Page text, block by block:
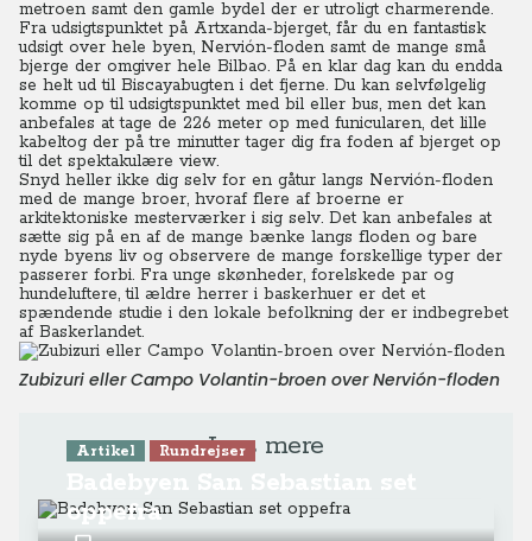
metroen samt den gamle bydel der er utroligt charmerende.
Fra udsigtspunktet på Artxanda-bjerget, får du en fantastisk
udsigt over hele byen, Nervión-floden samt de mange små
bjerge der omgiver hele Bilbao. På en klar dag kan du endda
se helt ud til Biscayabugten i det fjerne. Du kan selvfølgelig
komme op til udsigtspunktet med bil eller bus, men det kan
anbefales at tage de 226 meter op med funicularen, det lille
kabeltog der på tre minutter tager dig fra foden af bjerget op
til det spektakulære view.
Snyd heller ikke dig selv for en gåtur langs Nervión-floden
med de mange broer, hvoraf flere af broerne er
arkitektoniske mesterværker i sig selv. Det kan anbefales at
sætte sig på en af de mange bænke langs floden og bare
nyde byens liv og observere de mange forskellige typer der
passerer forbi. Fra unge skønheder, forelskede par og
hundeluftere, til ældre herrer i baskerhuer er det et
spændende studie i den lokale befolkning der er indbegrebet
af Baskerlandet.
Zubizuri eller Campo Volantin-broen over Nervión-floden
Læs mere
Artikel Rundrejser
oppefra